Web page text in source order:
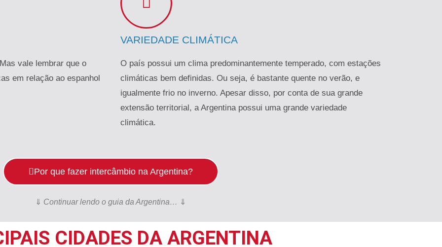
vale lembrar que o
em relação ao espanhol
VARIEDADE CLIMÁTICA
O país possui um clima predominantemente temperado, com estações
climáticas bem definidas. Ou seja, é bastante quente no verão, e
igualmente frio no inverno. Apesar disso, por conta de sua grande
extensão territorial, a Argentina possui uma grande variedade
climática.
Por que fazer intercâmbio na Argentina?
⇓ Continuar lendo o guia da Argentina… ⇓
CIDADES DA ARGENTINA